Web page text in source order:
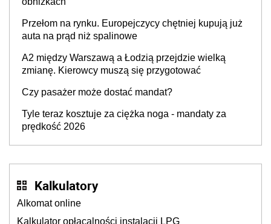
Przełom na rynku. Europejczycy chętniej kupują już
auta na prąd niż spalinowe
A2 między Warszawą a Łodzią przejdzie wielką
zmianę. Kierowcy muszą się przygotować
Czy pasażer może dostać mandat?
Tyle teraz kosztuje za ciężka noga - mandaty za
prędkość 2026
Kalkulatory
Alkomat online
Kalkulator opłacalności instalacji LPG